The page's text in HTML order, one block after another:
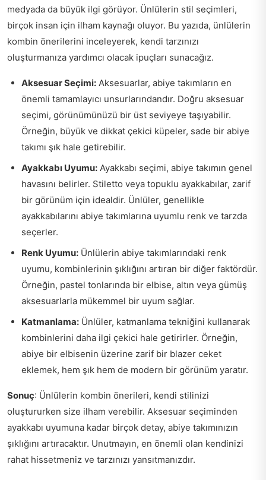
medyada da büyük ilgi görüyor. Ünlülerin stil seçimleri,
birçok insan için ilham kaynağı oluyor. Bu yazıda, ünlülerin
kombin önerilerini inceleyerek, kendi tarzınızı
oluşturmanıza yardımcı olacak ipuçları sunacağız.
Aksesuar Seçimi: Aksesuarlar, abiye takımların en
önemli tamamlayıcı unsurlarındandır. Doğru aksesuar
seçimi, görünümünüzü bir üst seviyeye taşıyabilir.
Örneğin, büyük ve dikkat çekici küpeler, sade bir abiye
takımı şık hale getirebilir.
Ayakkabı Uyumu: Ayakkabı seçimi, abiye takımın genel
havasını belirler. Stiletto veya topuklu ayakkabılar, zarif
bir görünüm için idealdir. Ünlüler, genellikle
ayakkabılarını abiye takımlarına uyumlu renk ve tarzda
seçerler.
Renk Uyumu: Ünlülerin abiye takımlarındaki renk
uyumu, kombinlerinin şıklığını artıran bir diğer faktördür.
Örneğin, pastel tonlarında bir elbise, altın veya gümüş
aksesuarlarla mükemmel bir uyum sağlar.
Katmanlama: Ünlüler, katmanlama tekniğini kullanarak
kombinlerini daha ilgi çekici hale getirirler. Örneğin,
abiye bir elbisenin üzerine zarif bir blazer ceket
eklemek, hem şık hem de modern bir görünüm yaratır.
Sonuç: Ünlülerin kombin önerileri, kendi stilinizi
oluştururken size ilham verebilir. Aksesuar seçiminden
ayakkabı uyumuna kadar birçok detay, abiye takımınızın
şıklığını artıracaktır. Unutmayın, en önemli olan kendinizi
rahat hissetmeniz ve tarzınızı yansıtmanızdır.